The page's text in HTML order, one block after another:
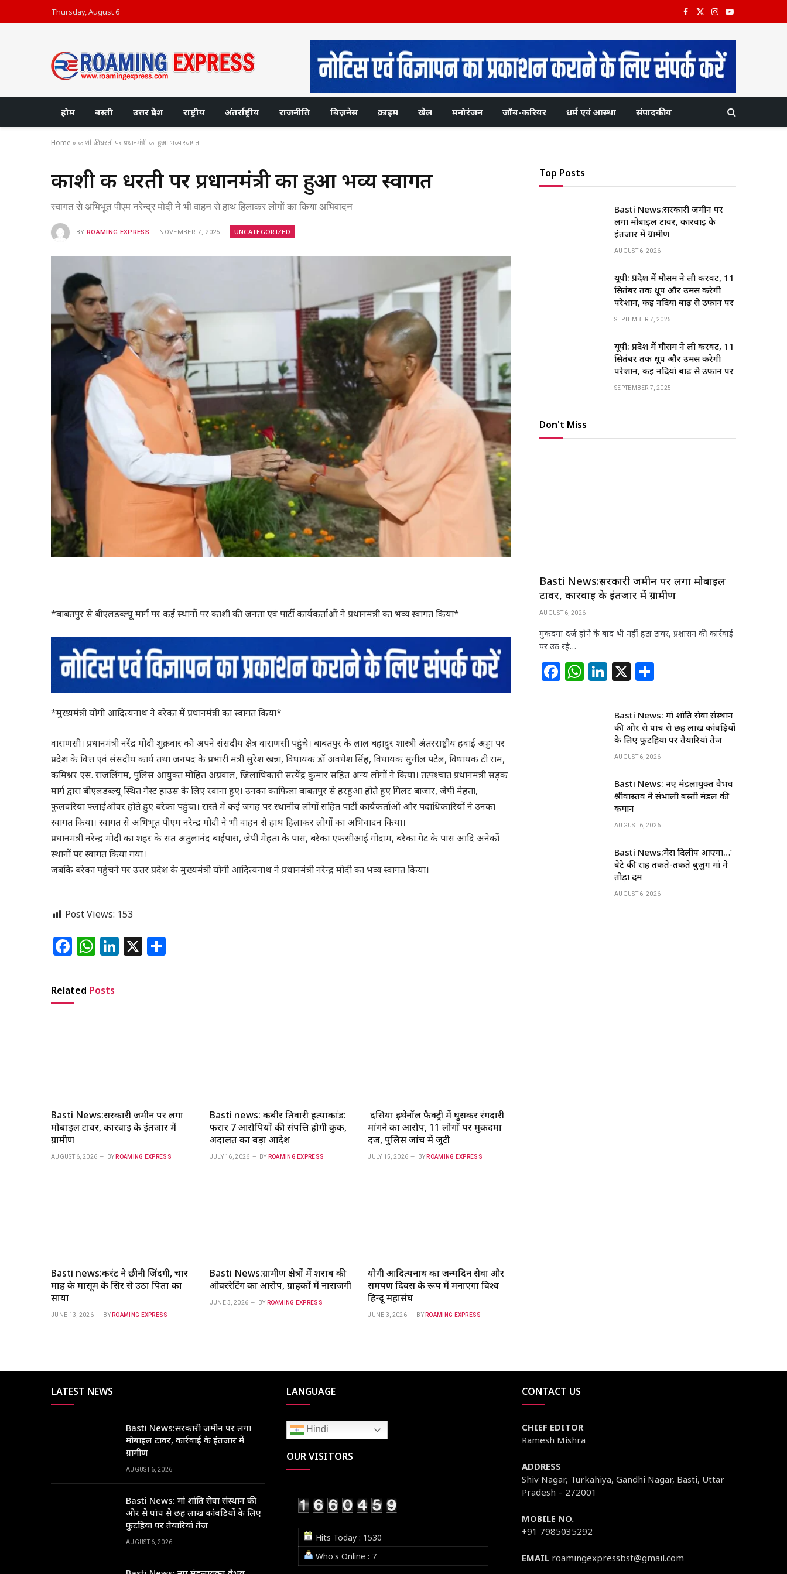
Thursday, August 6 Facebook
X
Instagram
YouTube
होम बस्ती उत्तर प्रदेश राष्ट्रीय अंतर्राष्ट्रीय राजनीति बिज़नेस क्राइम खेल मनोरंजन जॉब-करियर धर्म एवं आस्था संपादकीय
Home »काशी की धरती पर प्रधानमंत्री का हुआ भव्य स्वागत
काशी की धरती पर प्रधानमंत्री का हुआ भव्य स्वागत
स्‍वागत से अभ‍ि‍भूत पीएम नरेन्‍द्र मोदी ने भी वाहन से हाथ ह‍िलाकर लोगों का किया अभ‍िवादन
BY ROAMING EXPRESS NOVEMBER 7, 2025 UNCATEGORIZED
*बाबतपुर से बीएलडब्ल्यू मार्ग पर कई स्थानों पर काशी की जनता एवं पार्टी कार्यकर्ताओं ने प्रधानमंत्री का भव्य स्वागत किया*
*मुख्यमंत्री योगी आदित्यनाथ ने बरेका में प्रधानमंत्री का स्वागत किया*
वाराणसी। प्रधानमंत्री नरेंद्र मोदी शुक्रवार को अपने संसदीय क्षेत्र वाराणसी पहुंचे। बाबतपुर के लाल बहादुर शास्त्री अंतरराष्ट्रीय हवाई अड्डा पर
प्रदेश के वित्त एवं संसदीय कार्य तथा जनपद के प्रभारी मंत्री सुरेश खन्ना, विधायक डॉ अवधेश सिंह, विधायक सुनील पटेल, विधायक टी राम,
कमिश्नर एस. राजलिंगम, पुलिस आयुक्त मोहित अग्रवाल, जिलाधिकारी सत्येंद्र कुमार सहित अन्य लोगों ने किया। तत्पश्चात प्रधानमंत्री सड़क
मार्ग द्वारा बीएलडब्ल्यू स्थित गेस्ट हाउस के लिए रवाना हुए। उनका काफ‍िला बाबतपुर से हरहुआ होते हुए ग‍िलट बाजार, जेपी मेहता,
फुलवरिया फ्लाईओवर होते हुए बरेका पहुंचा। रास्‍ते में कई जगह पर स्थानीय लोगों सहित पार्टी कार्यकर्ताओं और पदाध‍िकार‍ियों ने उनका
स्‍वागत क‍ि‍या। स्‍वागत से अभ‍ि‍भूत पीएम नरेन्‍द्र मोदी ने भी वाहन से हाथ ह‍िलाकर लोगों का अभ‍िवादन क‍िया।
प्रधानमंत्री नरेन्द्र मोदी का शहर के संत अतुलानंद बाईपास, जेपी मेहता के पास, बरेका एफसीआई गोदाम, बरेका गेट के पास आदि अनेकों
स्थानों पर स्वागत किया गया।
जबकि बरेका पहुंचने पर उत्तर प्रदेश के मुख्यमंत्री योगी आदित्यनाथ ने प्रधानमंत्री नरेन्द्र मोदी का भव्य स्वागत किया।
Post Views: 153
Facebook
WhatsApp
LinkedIn
X
Related Posts
Basti News:सरकारी जमीन पर लगा
मोबाइल टावर, कार्रवाई के इंतजार में
ग्रामीण
AUGUST 6, 2026 BY ROAMING EXPRESS
Basti news: कबीर तिवारी हत्याकांड:
फरार 7 आरोपियों की संपत्ति होगी कुर्क,
अदालत का बड़ा आदेश
JULY 16, 2026 BY ROAMING EXPRESS
दसिया इथेनॉल फैक्ट्री में घुसकर रंगदारी
मांगने का आरोप, 11 लोगों पर मुकदमा
दर्ज, पुलिस जांच में जुटी
JULY 15, 2026 BY ROAMING EXPRESS
Basti news:करंट ने छीनी जिंदगी, चार
माह के मासूम के सिर से उठा पिता का
साया
JUNE 13, 2026 BY ROAMING EXPRESS
Basti News:ग्रामीण क्षेत्रों में शराब की
ओवररेटिंग का आरोप, ग्राहकों में नाराजगी
JUNE 3, 2026 BY ROAMING EXPRESS
योगी आदित्यनाथ का जन्मदिन सेवा और
समर्पण दिवस के रूप में मनाएगा विश्व
हिन्दू महासंघ
JUNE 3, 2026 BY ROAMING EXPRESS
Top Posts
Basti News:सरकारी जमीन पर
लगा मोबाइल टावर, कार्रवाई के
इंतजार में ग्रामीण
AUGUST 6, 2026
यूपी: प्रदेश में मौसम ने ली करवट, 11
सितंबर तक धूप और उमस करेगी
परेशान, कई नदियां बाढ़ से उफान पर
SEPTEMBER 7, 2025
यूपी: प्रदेश में मौसम ने ली करवट, 11
सितंबर तक धूप और उमस करेगी
परेशान, कई नदियां बाढ़ से उफान पर
SEPTEMBER 7, 2025
Don't Miss
Basti News:सरकारी जमीन पर लगा मोबाइल
टावर, कार्रवाई के इंतजार में ग्रामीण
AUGUST 6, 2026
मुकदमा दर्ज होने के बाद भी नहीं हटा टावर, प्रशासन की कार्रवाई
पर उठ रहे…
F W Li
k
e
dI
n
X
ar
e
Basti News: मां शांति सेवा संस्थान
की ओर से पांच से छह लाख कांवड़ियों
के लिए फुटहिया पर तैयारियां तेज
AUGUST 6, 2026
Basti News: नए मंडलायुक्त वैभव
श्रीवास्तव ने संभाली बस्ती मंडल की
कमान
AUGUST 6, 2026
Basti News:मेरा दिलीप आएगा…’
बेटे की राह तकते-तकते बुजुर्ग मां ने
तोड़ा दम
AUGUST 6, 2026
LATEST NEWS
Basti News:सरकारी जमीन पर लगा
मोबाइल टावर, कार्रवाई के इंतजार में
ग्रामीण
AUGUST 6, 2026
Basti News: मां शांति सेवा संस्थान की
ओर से पांच से छह लाख कांवड़ियों के लिए
फुटहिया पर तैयारियां तेज
AUGUST 6, 2026
LANGUAGE
Hindi
OUR VISITORS
Hits Today : 1530
Who's Online : 7
CONTACT US
CHIEF EDITOR
Ramesh Mishra
ADDRESS
Shiv Nagar, Turkahiya, Gandhi Nagar, Basti, Uttar
Pradesh – 272001
MOBILE NO.
+91 7985035292
EMAILroamingexpressbst@gmail.com